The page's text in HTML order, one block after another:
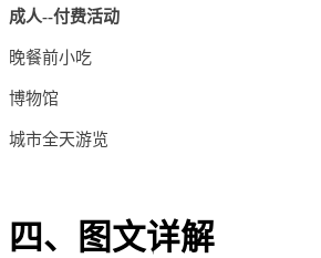
成人--付费活动
晚餐前小吃
博物馆
城市全天游览
四、图文详解